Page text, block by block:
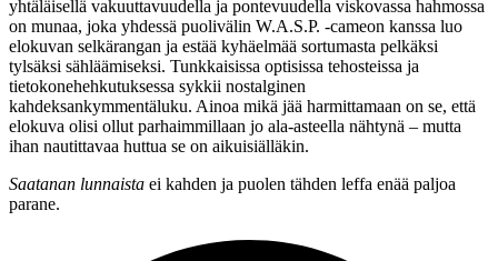
yhtäläisellä vakuuttavuudella ja pontevuudella viskovassa hahmossa
on munaa, joka yhdessä puolivälin W.A.S.P. ‑cameon kanssa luo
elokuvan selkärangan ja estää kyhäelmää sortumasta pelkäksi
tylsäksi sähläämiseksi. Tunkkaisissa optisissa tehosteissa ja
tietokonehehkutuksessa sykkii nostalginen
kahdeksankymmentäluku. Ainoa mikä jää harmittamaan on se, että
elokuva olisi ollut parhaimmillaan jo ala‑asteella nähtynä – mutta
ihan nautittavaa huttua se on aikuisiälläkin.
Saatanan lunnaista ei kahden ja puolen tähden leffa enää paljoa
parane.